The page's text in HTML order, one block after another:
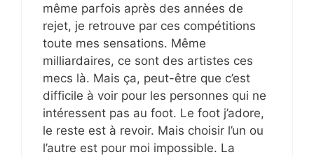
même parfois après des années de
rejet, je retrouve par ces compétitions
toute mes sensations. Même
milliardaires, ce sont des artistes ces
mecs là. Mais ça, peut-être que c’est
difficile à voir pour les personnes qui ne
intéressent pas au foot. Le foot j’adore,
le reste est à revoir. Mais choisir l’un ou
l’autre est pour moi impossible. La